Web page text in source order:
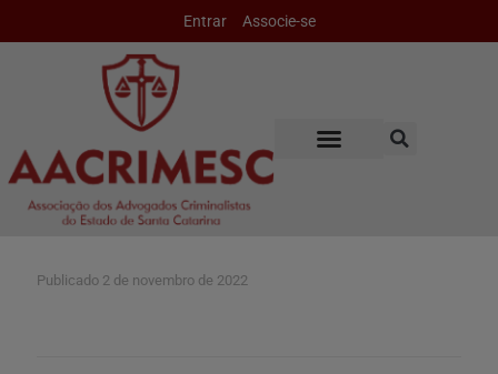
Entrar Associe-se
Publicado 2 de novembro de 2022